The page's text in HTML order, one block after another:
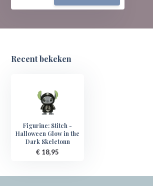
Recent bekeken
Figurine: Stitch -
Halloween Glow in the
Dark Skeletonn
€ 18,95